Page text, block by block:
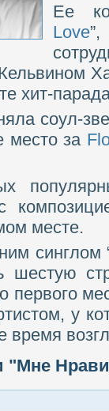
Ее
Love
хит-
соул-
место за
месте.
синглом
шестую
первого
у
время
"Мне